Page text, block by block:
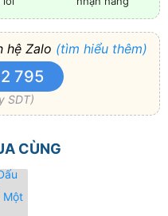
hệ Zalo (tìm hiểu thêm)
795
SDT)
CÙNG